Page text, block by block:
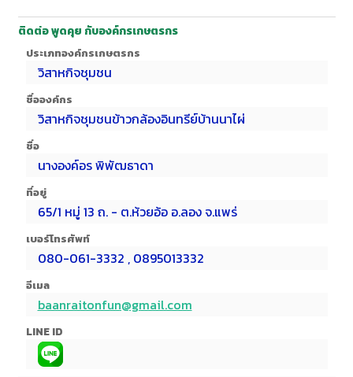
ติดต่อ พูดคุย กับองค์กรเกษตรกร
ประเภทองค์กรเกษตรกร
วิสาหกิจชุมชน
ชื่อองค์กร
วิสาหกิจชุมชนข้าวกล้องอินทรีย์บ้านนาไผ่
ชื่อ
นางองค์อร พิพัฒธาดา
ที่อยู่
65/1 หมู่ 13 ถ. - ต.ห้วยอ้อ อ.ลอง จ.แพร่
เบอร์โทรศัพท์
080-061-3332 , 0895013332
อีเมล
baanraitonfun@gmail.com
LINE ID